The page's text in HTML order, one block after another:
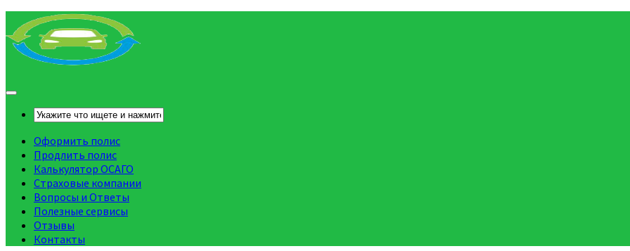
Оформить полис
Продлить полис
Калькулятор ОСАГО
Страховые компании
Вопросы и Ответы
Полезные сервисы
Отзывы
Контакты